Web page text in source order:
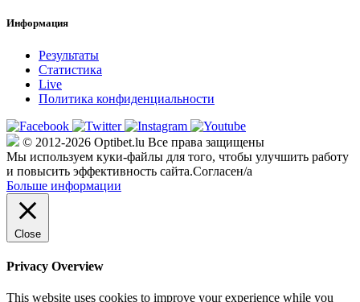
Информация
Результаты
Статистика
Live
Политика конфиденциальности
© 2012-2026 Optibet.lu Все права защищены
Мы используем куки-файлы для того, чтобы улучшить работу
и повысить эффективность сайта.Согласен/а
Больше информации
Close
Privacy Overview
This website uses cookies to improve your experience while you